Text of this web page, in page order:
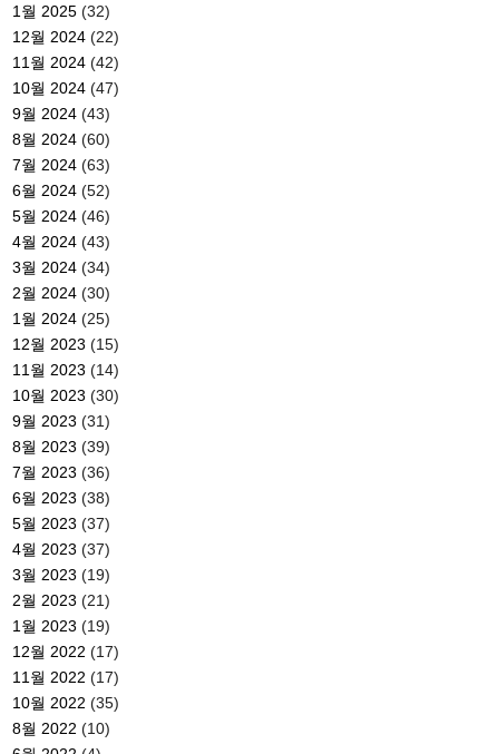
1월 2025 (32)
12월 2024 (22)
11월 2024 (42)
10월 2024 (47)
9월 2024 (43)
8월 2024 (60)
7월 2024 (63)
6월 2024 (52)
5월 2024 (46)
4월 2024 (43)
3월 2024 (34)
2월 2024 (30)
1월 2024 (25)
12월 2023 (15)
11월 2023 (14)
10월 2023 (30)
9월 2023 (31)
8월 2023 (39)
7월 2023 (36)
6월 2023 (38)
5월 2023 (37)
4월 2023 (37)
3월 2023 (19)
2월 2023 (21)
1월 2023 (19)
12월 2022 (17)
11월 2022 (17)
10월 2022 (35)
8월 2022 (10)